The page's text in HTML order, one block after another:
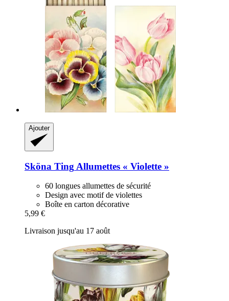
Ajouter
Sköna Ting Allumettes « Violette »
60 longues allumettes de sécurité
Design avec motif de violettes
Boîte en carton décorative
5,99 €
Livraison jusqu'au 17 août